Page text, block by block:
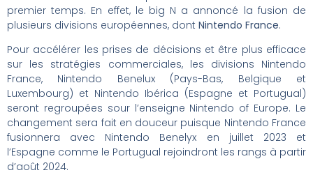
premier temps. En effet, le big N a annoncé la fusion de
plusieurs divisions européennes, dont Nintendo France.
Pour accélérer les prises de décisions et être plus efficace
sur les stratégies commerciales, les divisions Nintendo
France, Nintendo Benelux (Pays-Bas, Belgique et
Luxembourg) et Nintendo Ibérica (Espagne et Portugual)
seront regroupées sour l’enseigne Nintendo of Europe. Le
changement sera fait en douceur puisque Nintendo France
fusionnera avec Nintendo Benelyx en juillet 2023 et
l’Espagne comme le Portugual rejoindront les rangs à partir
d’août 2024.